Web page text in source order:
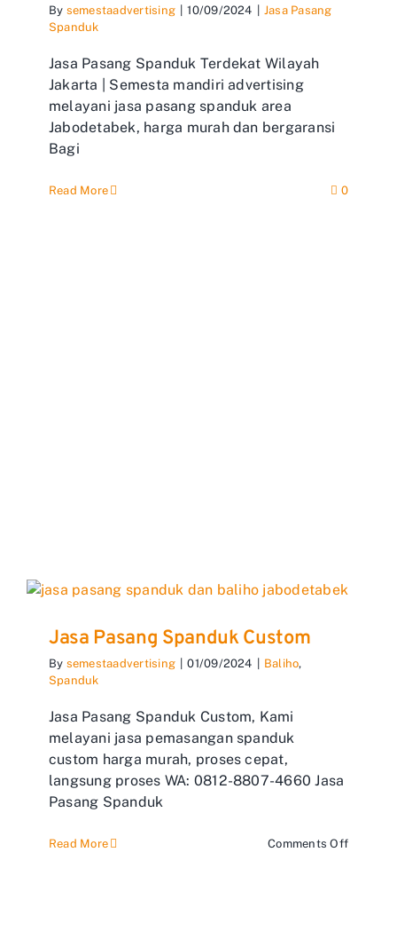
By semestaadvertising 10/09/2024
Jasa Pasang
Spanduk
Jasa Pasang Spanduk Terdekat Wilayah
Jakarta | Semesta mandiri advertising
melayani jasa pasang spanduk area
Jabodetabek, harga murah dan bergaransi
Bagi
Read More 0
Jasa Pasang Spanduk Custom
By semestaadvertising 01/09/2024 Baliho,
Spanduk
Jasa Pasang Spanduk Custom, Kami
melayani jasa pemasangan spanduk
custom harga murah, proses cepat,
langsung proses WA: 0812-8807-4660 Jasa
Pasang Spanduk
Read More Comments Offon